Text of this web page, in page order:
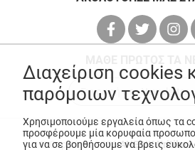
© Copyright 2026ANEDIK Kritikos
Διαχείριση cookies
παρόμοιων
Χρησιμοποιούμε εργαλεία όπως τα
προσφέρουμε μία κορυφαία
για να σε βοηθήσουμε να βρεις